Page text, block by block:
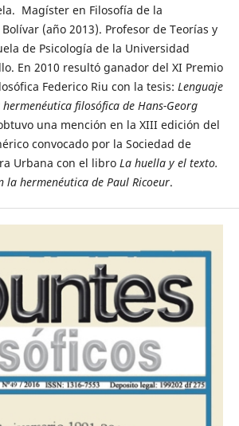
Magíster en Filosofía de la
(año 2013). Profesor de Teorías y
de Psicología de la Universidad
En 2010 resultó ganador del XI Premio
Federico Riu con la tesis: Lenguaje
filosófica de Hans-Georg
una mención en la XIII edición del
convocado por la Sociedad de
Urbana con el libro La huella y el texto.
la hermenéutica de Paul Ricoeur.